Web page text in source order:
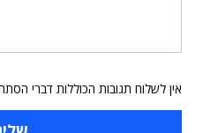
אין לשלוח תגובות הכוללות דברי